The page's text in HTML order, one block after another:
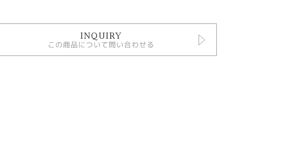
INQUIRY
この商品について問い合わせる